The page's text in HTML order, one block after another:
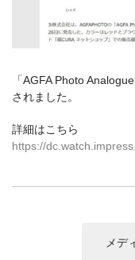
ソフトレリーズ「小丸」
ワンタイムカメラ
「AGFA Photo
されました。
詳細はこちら
https://
メデ